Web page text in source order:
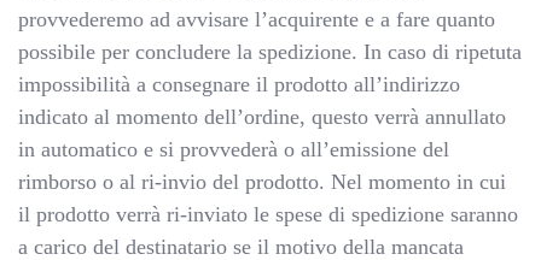
provvederemo ad avvisare l’acquirente e a fare quanto
possibile per concludere la spedizione. In caso di ripetuta
impossibilità a consegnare il prodotto all’indirizzo
indicato al momento dell’ordine, questo verrà annullato
in automatico e si provvederà o all’emissione del
rimborso o al ri-invio del prodotto. Nel momento in cui
il prodotto verrà ri-inviato le spese di spedizione saranno
a carico del destinatario se il motivo della mancata